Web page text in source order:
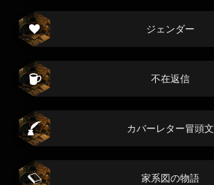
ジェンダー
不在返信
カバーレター冒頭文
家系図の物語